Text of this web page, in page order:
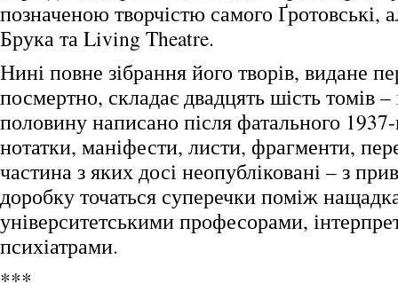
позначеною творчістю самого Ґротовські,
Брука та Living Theatre.
Нині повне зібрання його творів, видане
посмертно, складає двадцять шість томів
половину написано після фатального 1937-
нотатки, маніфести, листи, фрагменти,
частина з яких досі неопубліковані – з
доробку точаться суперечки поміж
університетськими професорами,
психіатрами.